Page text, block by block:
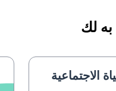
لك
الاجتماعية